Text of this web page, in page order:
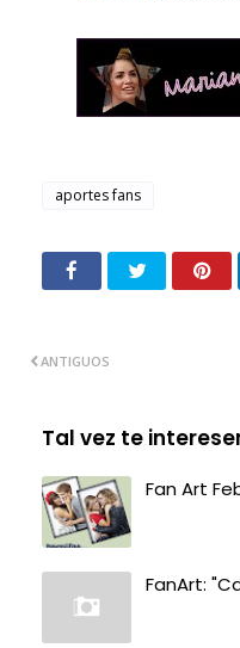
aportes fans
ANTIGUOS
Tal vez te
Fan Art
FanArt: